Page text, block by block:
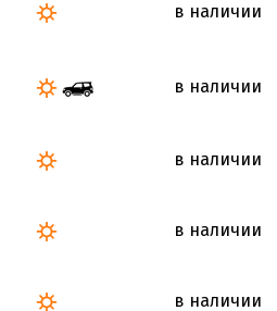
в наличии
в наличии
в наличии
в наличии
в наличии